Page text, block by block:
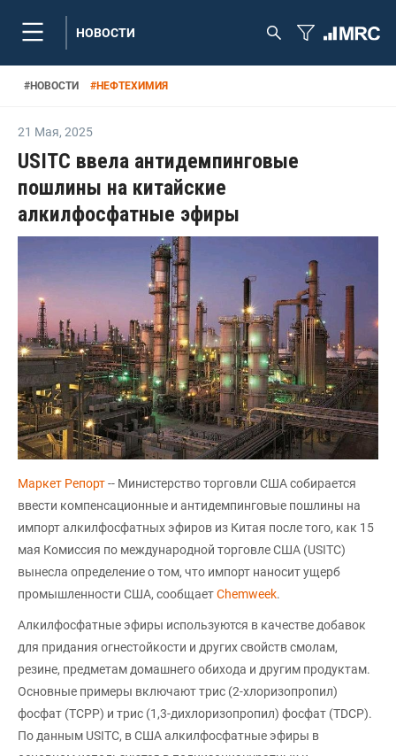
НОВОСТИ
#НОВОСТИ #НЕФТЕХИМИЯ
21 Мая, 2025
USITC ввела антидемпинговые
пошлины на китайские
алкилфосфатные эфиры
Маркет Репорт-- Министерство торговли США собирается
ввести компенсационные и антидемпинговые пошлины на
импорт алкилфосфатных эфиров из Китая после того, как 15
мая Комиссия по международной торговле США (USITC)
вынесла определение о том, что импорт наносит ущерб
промышленности США, сообщаетChemweek.
Алкилфосфатные эфиры используются в качестве добавок
для придания огнестойкости и других свойств смолам,
резине, предметам домашнего обихода и другим продуктам.
Основные примеры включают трис (2-хлоризопропил)
фосфат (TCPP) и трис (1,3-дихлоризопропил) фосфат (TDCP).
По данным USITC, в США алкилфосфатные эфиры в